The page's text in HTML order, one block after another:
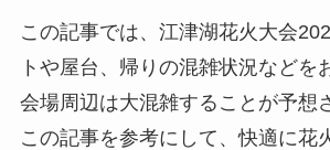
この記事では、江津湖花火大会
トや屋台、帰りの混雑状況などを
会場周辺は大混雑することが予想
この記事を参考にして、快適に花